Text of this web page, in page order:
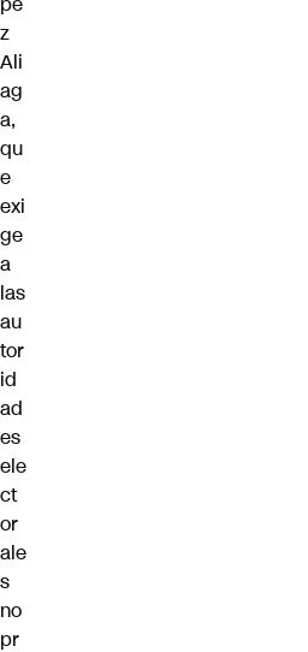
z
Ali
ag
a,
qu
e
exi
ge
a
las
au
tor
id
ad
es
ele
ct
or
ale
s
no
pr